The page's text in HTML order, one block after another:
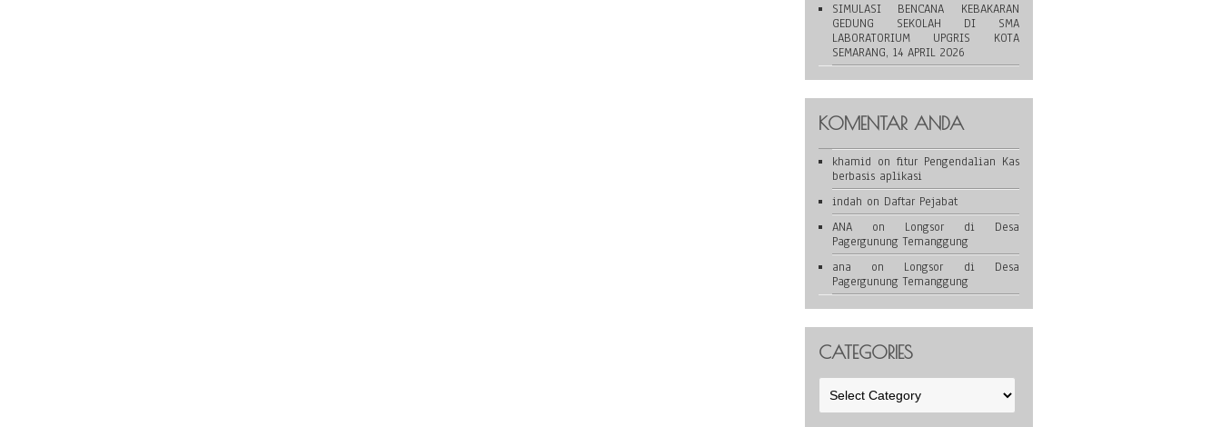
SIMULASI BENCANA KEBAKARAN
GEDUNG SEKOLAH DI SMA
LABORATORIUM UPGRIS KOTA
SEMARANG, 14 APRIL 2026
KOMENTAR ANDA
khamid on fitur Pengendalian Kas
berbasis aplikasi
indah on Daftar Pejabat
ANAon Longsor di Desa
Pagergunung Temanggung
ana on Longsor di Desa
Pagergunung Temanggung
CATEGORIES
Categories